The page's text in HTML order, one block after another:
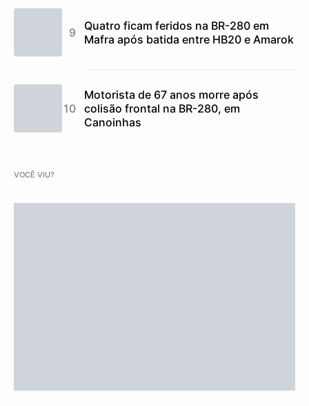
Quatro ficam feridos na BR-280 em
Mafra após batida entre HB20 e Amarok
Motorista de 67 anos morre após
colisão frontal na BR-280, em
Canoinhas
VOCÊ VIU?